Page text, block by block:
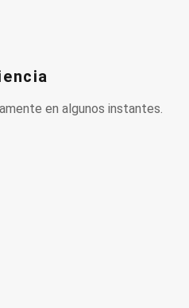
en algunos instantes.